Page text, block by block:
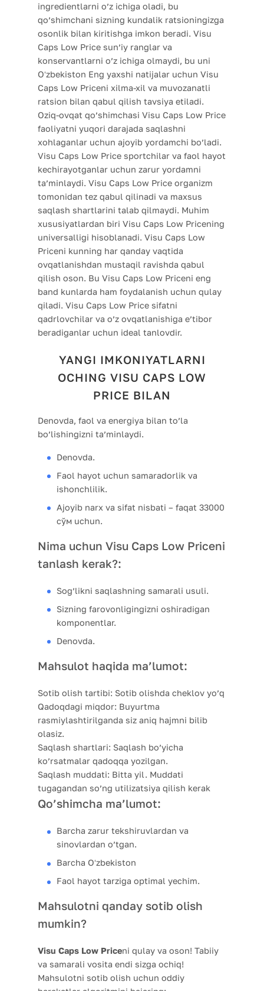
ingredientlarni o’z ichiga oladi, bu
qo’shimchani sizning kundalik ratsioningizga
osonlik bilan kiritishga imkon beradi. Visu
Caps Low Price sun’iy ranglar va
konservantlarni o’z ichiga olmaydi, bu uni
Oʻzbekiston Eng yaxshi natijalar uchun Visu
Caps Low Priceni xilma-xil va muvozanatli
ratsion bilan qabul qilish tavsiya etiladi.
Oziq-ovqat qo’shimchasi Visu Caps Low Price
faoliyatni yuqori darajada saqlashni
xohlaganlar uchun ajoyib yordamchi bo’ladi.
Visu Caps Low Price sportchilar va faol hayot
kechirayotganlar uchun zarur yordamni
ta’minlaydi. Visu Caps Low Price organizm
tomonidan tez qabul qilinadi va maxsus
saqlash shartlarini talab qilmaydi. Muhim
xususiyatlardan biri Visu Caps Low Pricening
universalligi hisoblanadi. Visu Caps Low
Priceni kunning har qanday vaqtida
ovqatlanishdan mustaqil ravishda qabul
qilish oson. Bu Visu Caps Low Priceni eng
band kunlarda ham foydalanish uchun qulay
qiladi. Visu Caps Low Price sifatni
qadrlovchilar va o’z ovqatlanishiga e’tibor
beradiganlar uchun ideal tanlovdir.
YANGI IMKONIYATLARNI
OCHING VISU CAPS LOW
PRICE BILAN
Denovda, faol va energiya bilan to’la
bo’lishingizni ta’minlaydi.
Denovda.
Faol hayot uchun samaradorlik va
ishonchlilik.
Ajoyib narx va sifat nisbati – faqat 33000
сўм uchun.
Nima uchun Visu Caps Low Priceni
tanlash kerak?:
Sog’likni saqlashning samarali usuli.
Sizning farovonligingizni oshiradigan
komponentlar.
Denovda.
Mahsulot haqida ma’lumot:
Sotib olish tartibi: Sotib olishda cheklov yo’q
Qadoqdagi miqdor: Buyurtma
rasmiylashtirilganda siz aniq hajmni bilib
olasiz.
Saqlash shartlari: Saqlash bo’yicha
ko’rsatmalar qadoqqa yozilgan.
Saqlash muddati: Bitta yil. Muddati
tugagandan so’ng utilizatsiya qilish kerak
Qo’shimcha ma’lumot:
Barcha zarur tekshiruvlardan va
sinovlardan o’tgan.
Barcha Oʻzbekiston
Faol hayot tarziga optimal yechim.
Mahsulotni qanday sotib olish
mumkin?
Visu Caps Low Priceni qulay va oson! Tabiiy
va samarali vosita endi sizga ochiq!
Mahsulotni sotib olish uchun oddiy